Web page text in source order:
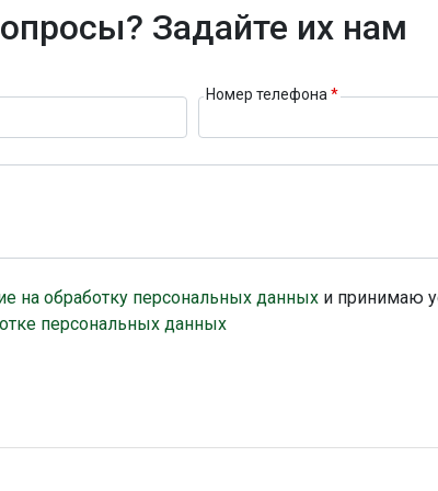
Задайте их нам
Номер телефона *
на обработку персональных данных и принимаю
персональных данных